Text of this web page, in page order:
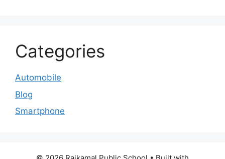
Categories
Automobile
Blog
Smartphone